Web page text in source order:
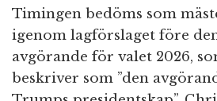
Timingen bedöms som
igenom lagförslaget före
avgörande för valet 2026,
beskriver som ”den